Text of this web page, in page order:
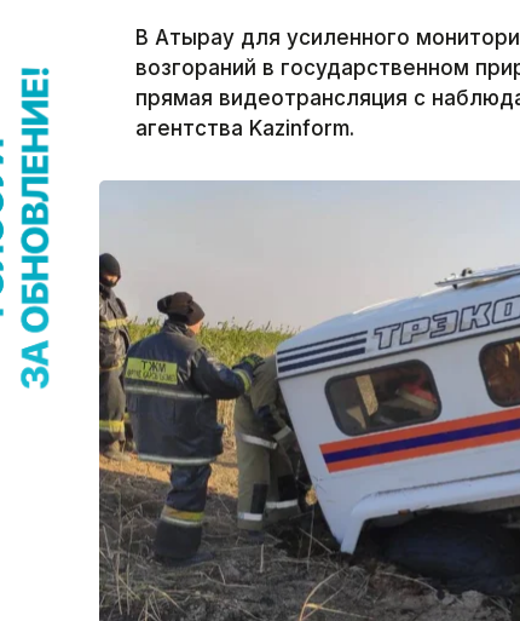
В Атырау для усиленного
возгораний в государственном
прямая видеотрансляция с
агентства Kazinform.